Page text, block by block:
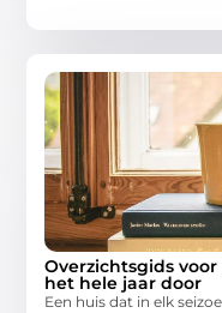
Overzichtsgids
het hele jaar door
Een huis dat in elk